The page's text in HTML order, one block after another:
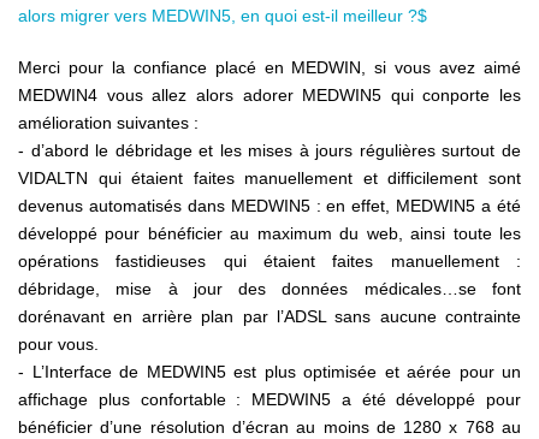
alors migrer vers MEDWIN5, en quoi est-il meilleur ?$
Merci pour la confiance placé en MEDWIN, si vous avez aimé
MEDWIN4 vous allez alors adorer MEDWIN5 qui conporte les
amélioration suivantes :
- d’abord le débridage et les mises à jours régulières surtout de
VIDALTN qui étaient faites manuellement et difficilement sont
devenus automatisés dans MEDWIN5 : en effet, MEDWIN5 a été
développé pour bénéficier au maximum du web, ainsi toute les
opérations fastidieuses qui étaient faites manuellement :
débridage, mise à jour des données médicales…se font
dorénavant en arrière plan par l’ADSL sans aucune contrainte
pour vous.
- L’Interface de MEDWIN5 est plus optimisée et aérée pour un
affichage plus confortable : MEDWIN5 a été développé pour
bénéficier d’une résolution d’écran au moins de 1280 x 768 au